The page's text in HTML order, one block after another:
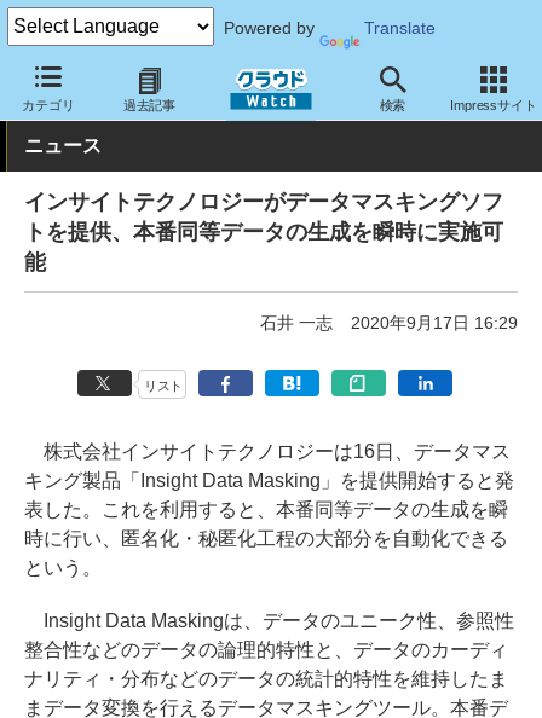
Powered by Translate
カテゴリ 過去記事 検索 Impressサイト
クラウド Watch セキュリティ セキュリティソフト
ニュース
インサイトテクノロジーがデータマスキングソフ
トを提供、本番同等データの生成を瞬時に実施可
能
石井 一志 2020年9月17日 16:29
リスト
株式会社インサイトテクノロジーは16日、データマス
キング製品「Insight Data Masking」を提供開始すると発
表した。これを利用すると、本番同等データの生成を瞬
時に行い、匿名化・秘匿化工程の大部分を自動化できる
という。
Insight Data Maskingは、データのユニーク性、参照性
整合性などのデータの論理的特性と、データのカーディ
ナリティ・分布などのデータの統計的特性を維持したま
まデータ変換を行えるデータマスキングツール。本番デ